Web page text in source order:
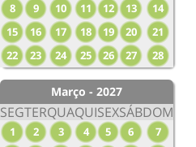
8
9 10 11 12 13
14
15
16 17 18 19 20
21
22
23 24 25 26 27 28
Março - 2027
SEGTERQUAQUISEXSÁBDOM
1 2 3 4 5 6
7